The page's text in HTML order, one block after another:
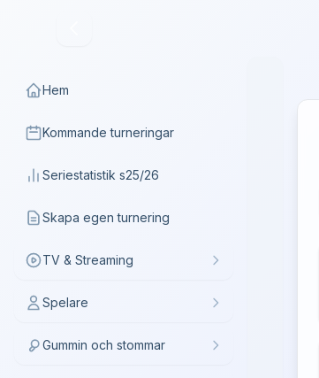
Hem
Kommande turneringar
Seriestatistik s25/26
Skapa egen turnering
TV & Streaming
Spelare
Gummin och stommar